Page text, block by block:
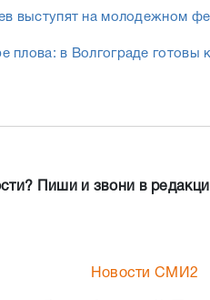
выступят на молодежном
плова: в Волгограде
Пиши и звони в
Новости СМИ2